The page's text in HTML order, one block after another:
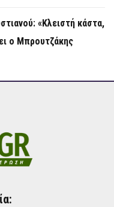
«Κλειστή κάστα,
ο Μπρουτζάκης